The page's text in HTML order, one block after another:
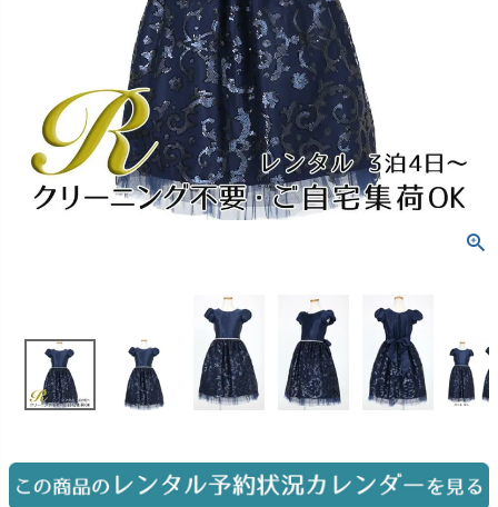
コスチューム アウター
インナー・パニエ アクセサリー
ジュエリー 音楽雑貨
Graduation & Entrance
卒業式・入学式
きちんと感のあるフォーマル
Shichi-Go-San
七五三
3歳・5歳・7歳の晴れの日
汚れ・キズ・破損の補償
Buy & Supportご購入・サポート
07 販売・共通のご案内
品質・返品・お手入れ
08 送料・お支払い
送料・決済方法
店舗を予約する →
Photography
Angel's Photo Studio